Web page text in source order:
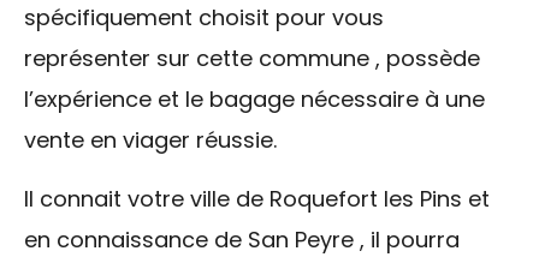
spécifiquement choisit pour vous
représenter sur cette commune , possède
l’expérience et le bagage nécessaire à une
vente en viager réussie.
Il connait votre ville de Roquefort les Pins et
en connaissance de San Peyre , il pourra